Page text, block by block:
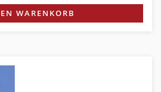
WARENKORB